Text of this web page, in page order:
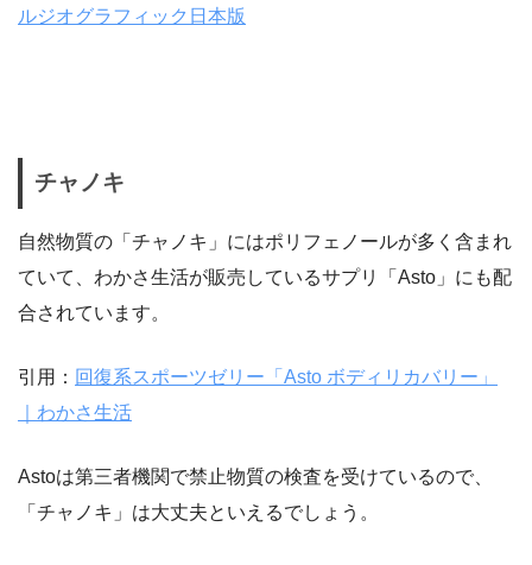
ルジオグラフィック日本版
チャノキ
自然物質の「チャノキ」にはポリフェノールが多く含まれ
ていて、わかさ生活が販売しているサプリ「Asto」にも配
合されています。
引用： 回復系スポーツゼリー「Asto ボディリカバリー」
｜わかさ生活
Astoは第三者機関で禁止物質の検査を受けているので、
「チャノキ」は大丈夫といえるでしょう。